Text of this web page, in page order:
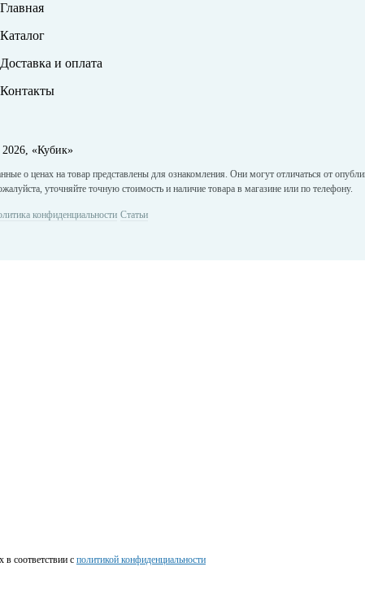
Главная
Каталог
Доставка и оплата
Контакты
2026, «Кубик»
о ценах на товар представлены для ознакомления. Они могут отличаться от
уточняйте точную стоимость и наличие товара в магазине или по телефону.
конфиденциальности Статьи
соответствии c политикой конфиденциальности